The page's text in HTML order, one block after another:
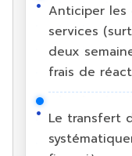
Anticiper
services
deux
frais de
Le transfert